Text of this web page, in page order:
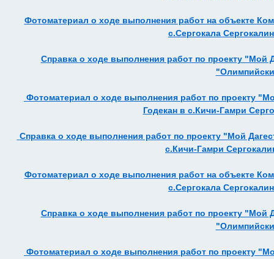
Фотоматериал о ходе выполнения работ на объекте
с.Сергокала
Справка о ходе выполнения работ по проекту "Мой
Фотоматериал о ходе выполнения работ по проекту
Годекан в с.Кичи-Гамри
Справка о ходе выполнения работ по проекту "Мой
с.Кичи-Гамри
Фотоматериал о ходе выполнения работ на объекте
с.Сергокала
Справка о ходе выполнения работ по проекту "Мой
Фотоматериал о ходе выполнения работ по проекту